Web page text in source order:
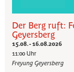
Der Berg ruft:
Geyersberg
15.08. - 16.08.2026
11:00 Uhr
Freyung Geyersberg